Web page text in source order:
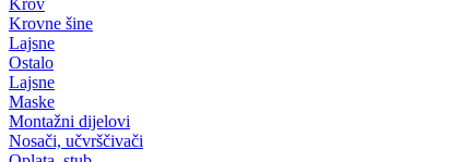
Krov
Krovne šine
Lajsne
Ostalo
Lajsne
Maske
Montažni dijelovi
Nosači, učvrščivači